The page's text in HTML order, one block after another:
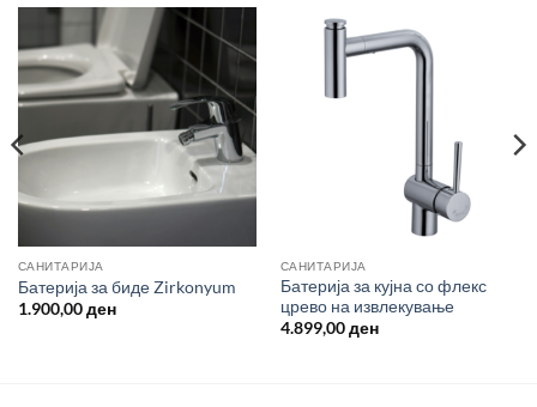
САНИТАРИЈА
Батерија за биде Zirkonyum
1.900,00ден
САНИТАРИЈА
Батерија за кујна со флекс
црево на извлекување
4.899,00ден